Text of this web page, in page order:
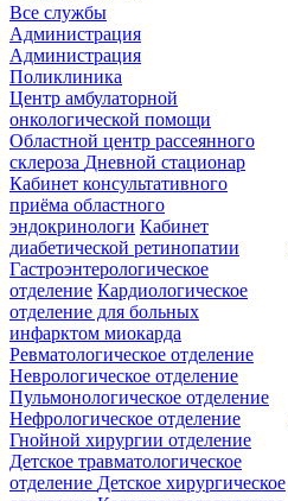
Все службы
Администрация
Администрация
Поликлиника
Центр амбулаторной
онкологической помощи
Областной центр рассеянного
склероза Дневной стационар
Кабинет консультативного
приёма областного
эндокринологи Кабинет
диабетической ретинопатии
Гастроэнтерологическое
отделение Кардиологическое
отделение для больных
инфарктом миокарда
Ревматологическое отделение
Неврологическое отделение
Пульмонологическое отделение
Нефрологическое отделение
Гнойной хирургии отделение
Детское травматологическое
отделение Детское хирургическое